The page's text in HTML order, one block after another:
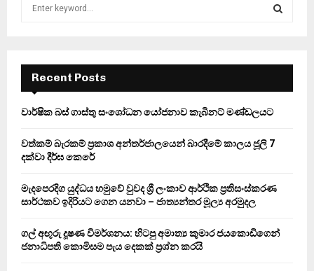
f
r
E
A
Recent Posts
වාර්ෂික බස් ගාස්තු සංශෝධන යෝජනාව කැබිනට් මණ්ඩලයට
වත්කම් බැරකම් ප්‍රකාශ අන්තර්ජාලයෙන් බාරදීමේ කාලය ජූලි 7
දක්වා දීර්ඝ කෙරේ
මැදපෙරදිග යුද්ධය හමුවේ වුවද ශ්‍රී ලංකාව ආර්ථික ප්‍රතිසංස්කරණ
සාර්ථකව ඉදිරියට ගෙන යනවා – ජාත්‍යන්තර මූල්‍ය අරමුදල
ගල් අඟුරු දූෂණ විමර්ශනය: හිටපු අමාත්‍ය කුමාර ජයකොඩිගෙන්
ජනාධිපති කොමිසම පැය දෙකක් ප්‍රශ්න කරයි